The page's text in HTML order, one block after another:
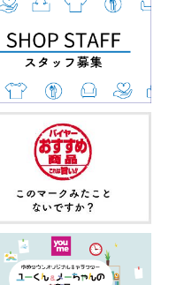
ようなお店づくりと
ワードローブ(持ち衣